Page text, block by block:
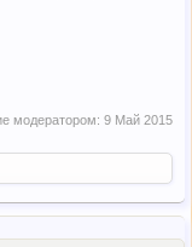
модератором: 9 Май 2015